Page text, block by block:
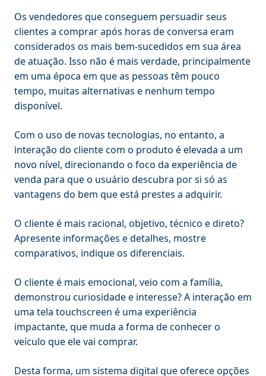
Os vendedores que conseguem persuadir seus
clientes a comprar após horas de conversa eram
considerados os mais bem-sucedidos em sua área
de atuação. Isso não é mais verdade, principalmente
em uma época em que as pessoas têm pouco
tempo, muitas alternativas e nenhum tempo
disponível.
Com o uso de novas tecnologias, no entanto, a
interação do cliente com o produto é elevada a um
novo nível, direcionando o foco da experiência de
venda para que o usuário descubra por si só as
vantagens do bem que está prestes a adquirir.
O cliente é mais racional, objetivo, técnico e direto?
Apresente informações e detalhes, mostre
comparativos, indique os diferenciais.
O cliente é mais emocional, veio com a família,
demonstrou curiosidade e interesse? A interação em
uma tela touchscreen é uma experiência
impactante, que muda a forma de conhecer o
veículo que ele vai comprar.
Desta forma, um sistema digital que oferece opções